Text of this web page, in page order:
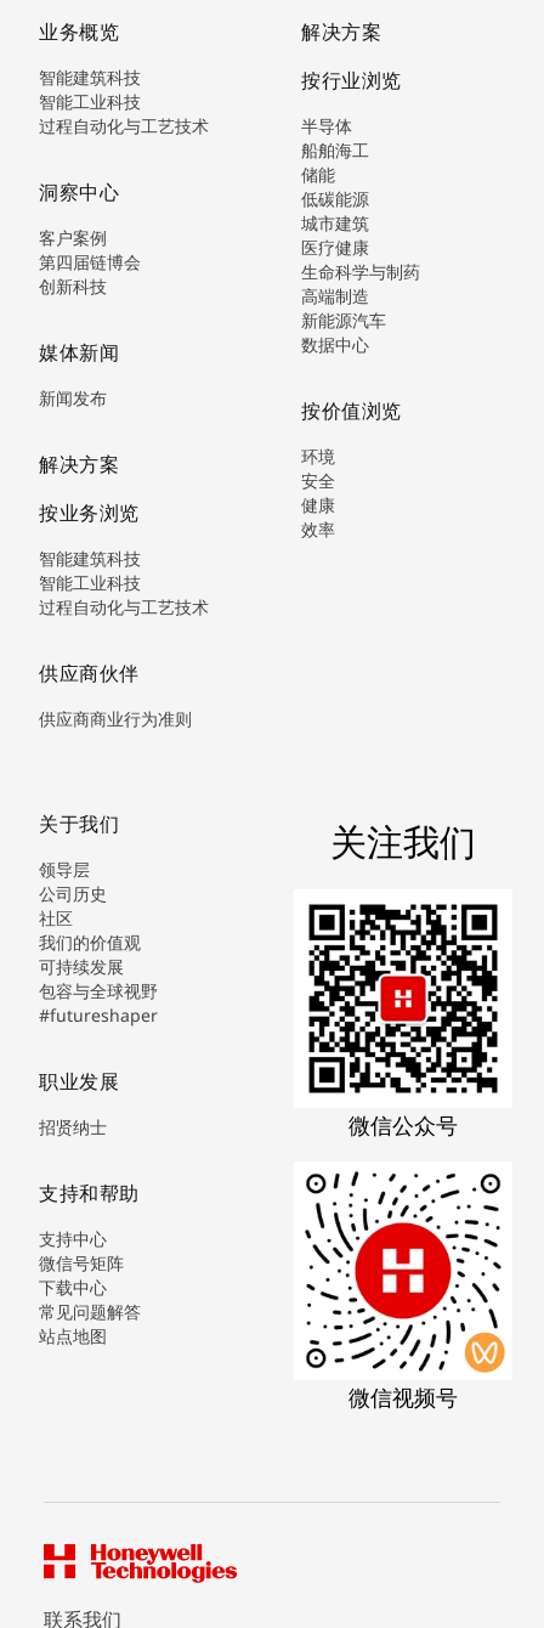
业务概览
智能建筑科技
智能工业科技
过程自动化与工艺技术
洞察中心
客户案例
第四届链博会
创新科技
媒体新闻
新闻发布
解决方案
按业务浏览
智能建筑科技
智能工业科技
过程自动化与工艺技术
供应商伙伴
供应商商业行为准则
解决方案
按行业浏览
半导体
船舶海工
储能
低碳能源
城市建筑
医疗健康
生命科学与制药
高端制造
新能源汽车
数据中心
按价值浏览
环境
安全
健康
效率
关于我们
领导层
公司历史
社区
我们的价值观
可持续发展
包容与全球视野
#futureshaper
职业发展
招贤纳士
支持和帮助
支持中心
微信号矩阵
下载中心
常见问题解答
站点地图
关注我们
微信公众号
微信视频号
联系我们